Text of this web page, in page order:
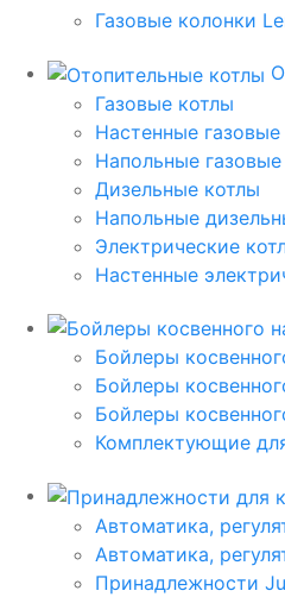
Газовые колонки
Газовые котлы
Настенные газовые
Напольные
Дизельные котлы
Напольные
Электрические
Настенные
Бойлеры
Бойлеры
Бойлеры
Комплектующие
Автоматика,
Автоматика,
Принадлежности